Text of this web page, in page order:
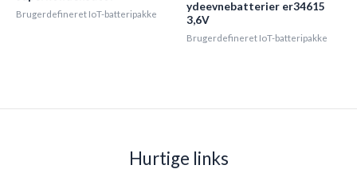
Brugerdefineret IoT-batteripakke
ydeevnebatterier er34615
3,6V
Brugerdefineret IoT-batteripakke
Hurtige links